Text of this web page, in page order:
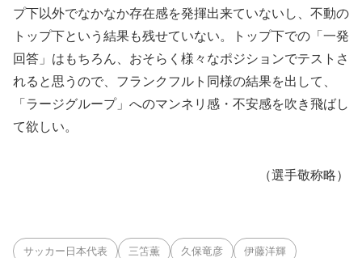
プ下以外でなかなか存在感を発揮出来ていないし、不動の
トップ下という結果も残せていない。トップ下での「一発
回答」はもちろん、おそらく様々なポジションでテストさ
れると思うので、フランクフルト同様の結果を出して、
「ラージグループ」へのマンネリ感・不安感を吹き飛ばし
て欲しい。
（選手敬称略）
サッカー日本代表 三笘薫 久保竜彦 伊藤洋輝